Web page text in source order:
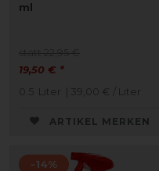
ml
19,50 € *
0.5 Liter | 39,00 € / Liter
ARTIKEL MERKEN
-14%